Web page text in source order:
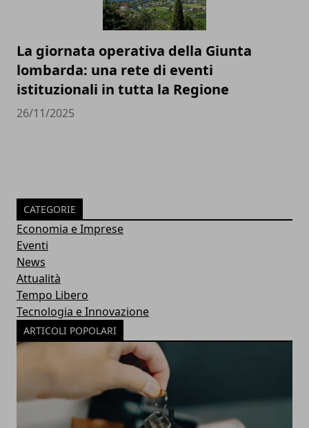
La giornata operativa della Giunta
lombarda: una rete di eventi
istituzionali in tutta la Regione
26/11/2025
CATEGORIE
Economia e Imprese
Eventi
News
Attualità
Tempo Libero
Tecnologia e Innovazione
ARTICOLI POPOLARI